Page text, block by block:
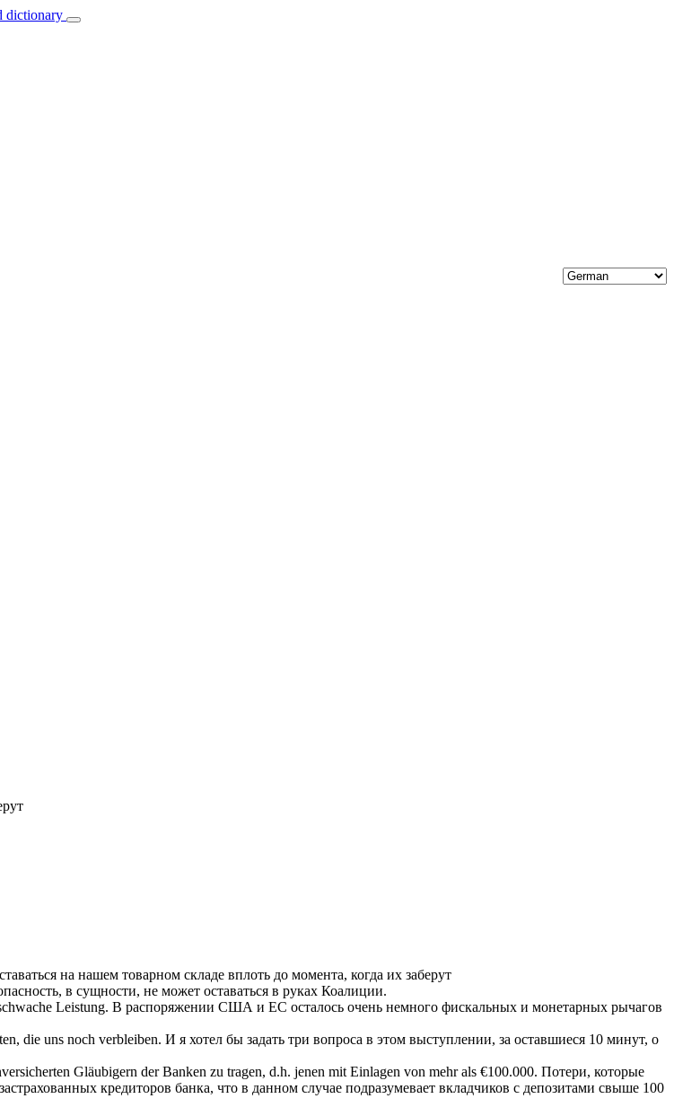
dictionary
на нашем товарном складе вплоть до момента, когда их заберут
в сущности, не может оставаться в руках Коалиции.
Leistung. В распоряжении США и ЕС осталось очень немного фискальных и монетарных рычагов
die uns noch verbleiben. И я хотел бы задать три вопроса в этом выступлении, за оставшиеся 10 минут, о
Gläubigern der Banken zu tragen, d.h. jenen mit Einlagen von mehr als €100.000. Потери, которые
кредиторов банка, что в данном случае подразумевает вкладчиков с депозитами свыше 100